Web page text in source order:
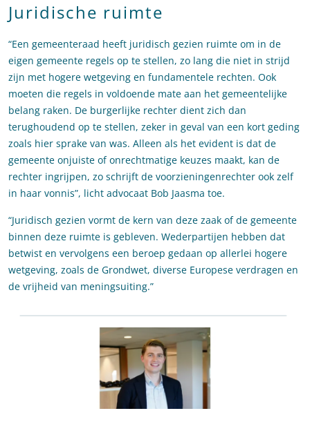
Juridische ruimte
“Een gemeenteraad heeft juridisch gezien ruimte om in de
eigen gemeente regels op te stellen, zo lang die niet in strijd
zijn met hogere wetgeving en fundamentele rechten. Ook
moeten die regels in voldoende mate aan het gemeentelijke
belang raken. De burgerlijke rechter dient zich dan
terughoudend op te stellen, zeker in geval van een kort geding
zoals hier sprake van was. Alleen als het evident is dat de
gemeente onjuiste of onrechtmatige keuzes maakt, kan de
rechter ingrijpen, zo schrijft de voorzieningenrechter ook zelf
in haar vonnis”, licht advocaat Bob Jaasma toe.
“Juridisch gezien vormt de kern van deze zaak of de gemeente
binnen deze ruimte is gebleven. Wederpartijen hebben dat
betwist en vervolgens een beroep gedaan op allerlei hogere
wetgeving, zoals de Grondwet, diverse Europese verdragen en
de vrijheid van meningsuiting.”